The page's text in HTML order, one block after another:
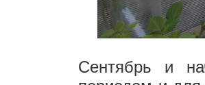
Сентябрь и